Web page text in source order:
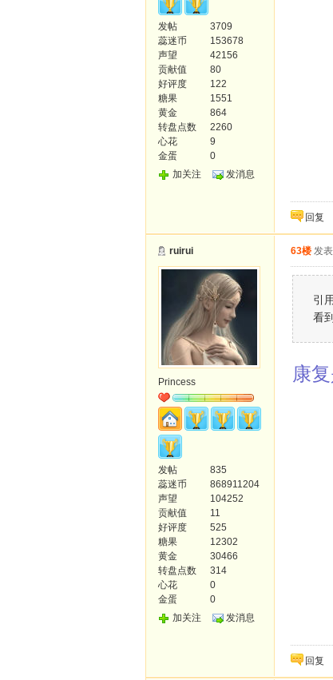
发帖
3709
蕊迷币
153678
声望
42156
贡献值
80
好评度
122
糖果
1551
黄金
864
转盘点数
2260
心花
9
金蛋
0
加关注
发消息
回复
ruirui
Princess
发帖
835
蕊迷币
868911204
声望
104252
贡献值
11
好评度
525
糖果
12302
黄金
30466
转盘点数
314
心花
0
金蛋
0
加关注
发消息
63楼 发
引
看
康
回复